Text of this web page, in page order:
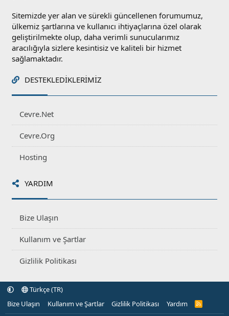
Sitemizde yer alan ve sürekli güncellenen forumumuz,
ülkemiz şartlarına ve kullanıcı ihtiyaçlarına özel olarak
geliştirilmekte olup, daha verimli sunucularımız
aracılığıyla sizlere kesintisiz ve kaliteli bir hizmet
sağlamaktadır.
DESTEKLEDIKLERIMIZ
Cevre.Net
Cevre.Org
Hosting
YARDIM
Bize Ulaşın
Kullanım ve Şartlar
Gizlilik Politikası
Türkçe (TR)
Bize Ulaşın
Kullanım ve Şartlar Gizlilik Politikası Yardım
R